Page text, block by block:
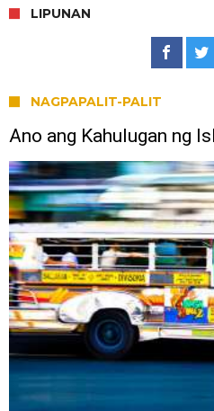
LIPUNAN
NAGPAPALIT-PALIT
Ano ang Kahulugan ng